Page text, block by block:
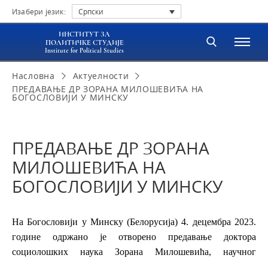
Изабери језик: Српски
ИНСТИТУТ ЗА
ПОЛИТИЧКЕ СТУДИЈЕ
Institute for Political Studies
Насловна
Актуелности
ПРЕДАВАЊЕ ДР ЗОРАНА МИЛОШЕВИЋА НА
БОГОСЛОВИЈИ У МИНСКУ
ПРЕДАВАЊЕ ДР ЗОРАНА
МИЛОШЕВИЋА НА
БОГОСЛОВИЈИ У МИНСКУ
На Богословији у Минску (Белорусија) 4. децембра 2023.
године одржано је отворено предавање доктора
социолошких наука Зорана Милошевића, научног